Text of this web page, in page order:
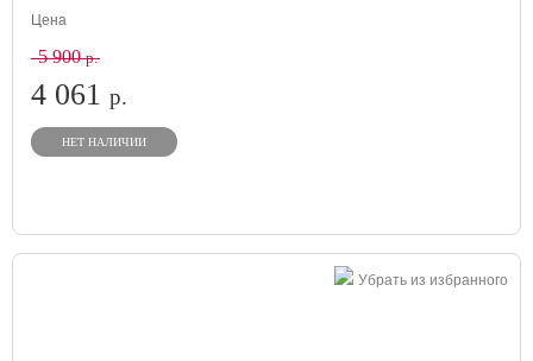
Цена
5 900р.
4 061 р.
НЕТ НАЛИЧИИ
Убрать из избранного